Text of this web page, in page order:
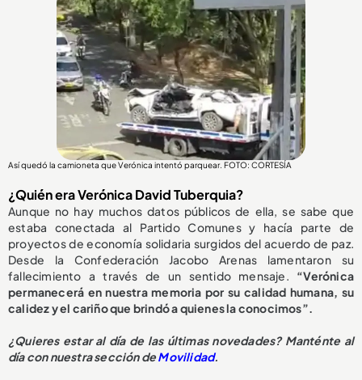
Así quedó la camioneta que Verónica intentó parquear. FOTO: CORTESÍA
¿Quién era Verónica David Tuberquia?
Aunque no hay muchos datos públicos de ella, se sabe que
estaba conectada al Partido Comunes y hacía parte de
proyectos de economía solidaria surgidos del acuerdo de paz.
Desde la Confederación Jacobo Arenas lamentaron su
fallecimiento a través de un sentido mensaje. “Verónica
permanecerá en nuestra memoria por su calidad humana, su
calidez y el cariño que brindó a quienes la conocimos”.
¿Quieres estar al día de las últimas novedades? Manténte al
día con nuestra sección deMovilidad.